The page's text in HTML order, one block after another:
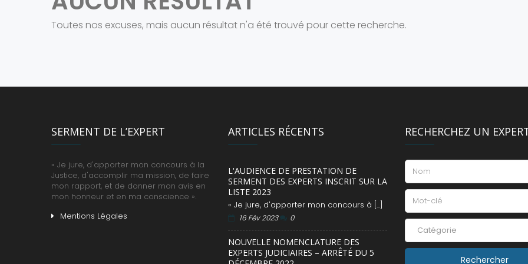
Toutes nos excuses, mais aucun résultat n'a été trouvé pour cette recherche.
SERMENT DE L’EXPERT
« Je jure, d'apporter mon concours à la
Justice, d'accomplir ma mission, de faire
mon rapport, et de donner mon avis en
mon honneur et en ma conscience ».
Mentions Légales
ARTICLES RÉCENTS
L'AUDIENCE DE PRESTATION DE
SERMENT DES EXPERTS INSCRIT SUR LA
LISTE 2023
« Je jure, d'apporter mon concours à [...]
16 Fév 2023 0
NOUVELLE NOMENCLATURE DES
EXPERTS JUDICIAIRES – ARRÊTÉ DU 5
RECHERCHEZ UN
Catégorie